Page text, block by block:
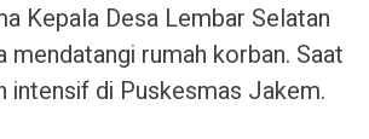
Kepala Desa Lembar Selatan
rumah korban. Saat
intensif di Puskesmas Jakem.